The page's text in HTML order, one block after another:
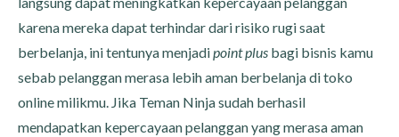
karena mereka dapat terhindar dari risiko rugi saat
berbelanja, ini tentunya menjadipointplus bagi bisnis kamu
sebab pelanggan merasa lebih aman berbelanja di toko
online milikmu. Jika Teman Ninja sudah berhasil
mendapatkan kepercayaan pelanggan yang merasa aman